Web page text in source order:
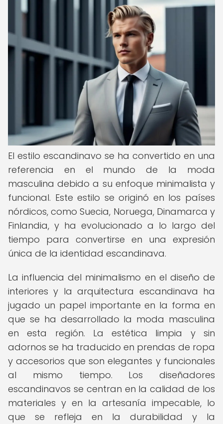
El estilo escandinavo se ha convertido en una
referencia en el mundo de la moda
masculina debido a su enfoque minimalista y
funcional. Este estilo se originó en los países
nórdicos, como Suecia, Noruega, Dinamarca y
Finlandia, y ha evolucionado a lo largo del
tiempo para convertirse en una expresión
única de la identidad escandinava.
La influencia del minimalismo en el diseño de
interiores y la arquitectura escandinava ha
jugado un papel importante en la forma en
que se ha desarrollado la moda masculina
en esta región. La estética limpia y sin
adornos se ha traducido en prendas de ropa
y accesorios que son elegantes y funcionales
al mismo tiempo. Los diseñadores
escandinavos se centran en la calidad de los
materiales y en la artesanía impecable, lo
que se refleja en la durabilidad y la